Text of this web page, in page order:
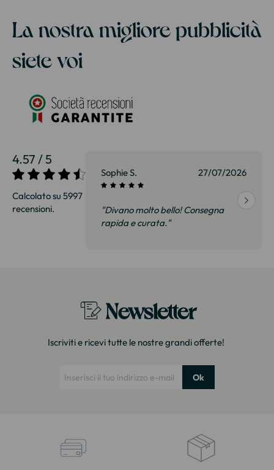
La nostra migliore pubblicità
siete voi
4.57 / 5
Calcolato su 5997
recensioni.
27/07/2026 Sophie S. 27/07/2026
"Divano molto bello! Consegna
rapida e curata."
Newsletter
Iscriviti e ricevi tutte le nostre grandi offerte!
Ok